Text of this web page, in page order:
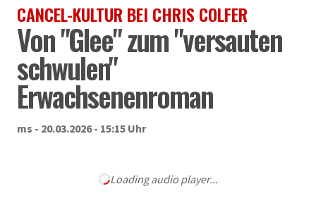
CANCEL-KULTUR BEI CHRIS COLFER
Von "Glee" zum "versauten
schwulen"
Erwachsenenroman
ms - 20.03.2026 - 15:15 Uhr
Loading audio player...